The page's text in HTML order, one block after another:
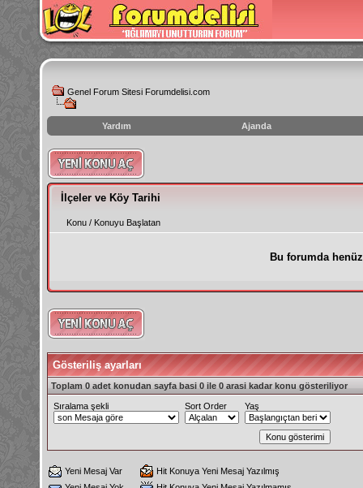
Genel Forum Sitesi Forumdelisi.com
Yardım Ajanda
instagram
izlenme
hilesi
İlçeler ve Köy Tarihi
Konu / Konuyu Başlatan
Bu forumda
Gösteriliş ayarları
Toplam 0 adet konudan sayfa basi 0 ile 0 arasi kadar konu gösteriliyor
Sıralama şekli Sort Order Yaş
Yeni Mesaj Var
Hit Konuya Yeni Mesaj Yazılmış